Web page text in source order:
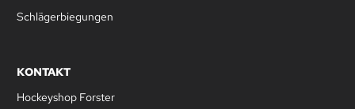
Schlägerbiegungen
KONTAKT
Hockeyshop Forster